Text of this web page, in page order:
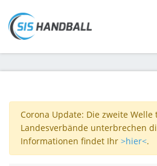
Corona Update: Die zweite
Landesverbände unterbrechen
Informationen findet Ihr >hier<.